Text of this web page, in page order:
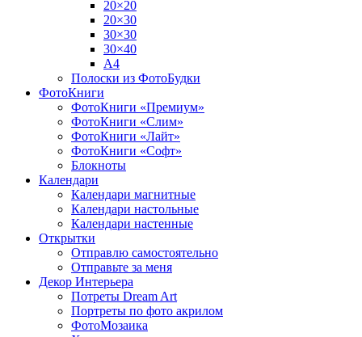
20×20
20×30
30×30
30×40
A4
Полоски из ФотоБудки
ФотоКниги
ФотоКниги «Премиум»
ФотоКниги «Слим»
ФотоКниги «Лайт»
ФотоКниги «Софт»
Блокноты
Календари
Календари магнитные
Календари настольные
Календари настенные
Открытки
Отправлю самостоятельно
Отправьте за меня
Декор Интерьера
Потреты Dream Art
Портреты по фото акрилом
ФотоМозаика